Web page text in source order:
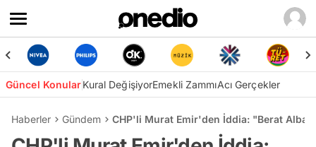
Güncel KonularKural DeğişiyorEmekli ZammıAcı Gerçekler
Haberler Gündem CHP'li Murat Emir'den İddia: "Berat